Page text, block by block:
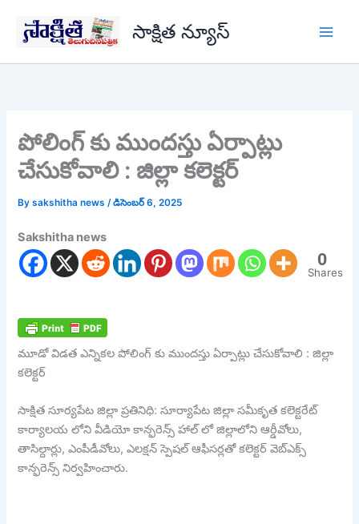
content
సాక్షిత న్యూస్
పోలింగ్ కు ముందస్తు ఏర్పాట్లు
చేసుకోవాలి : జిల్లా కలెక్టర్
Bysakshitha news/డిసెంబర్ 6, 2025
Sakshitha news
0
Shares
మూడో విడత ఎన్నికల పోలింగ్ కు ముందస్తు ఏర్పాట్లు చేసుకోవాలి : జిల్లా
కలెక్టర్
సాక్షిత సూర్యపేట జిల్లా ప్రతినిధి: సూర్యాపేట జిల్లా సమీకృత కలెక్టరేట్
కార్యాలయ లోని వీడియో కాన్ఫరెన్స్ హాల్ లో జిల్లాలోని ఆర్డీవోలు,
తాసిల్దార్లు, ఎంపీడీవోలు, ఎలక్షన్ స్పెషల్ ఆఫీసర్లతో కలెక్టర్ వెబ్ఎక్స్
కాన్ఫరెన్స్ నిర్వహించారు.